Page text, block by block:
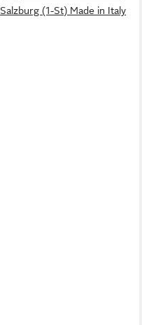
Salzburg (1-St) Made in Italy